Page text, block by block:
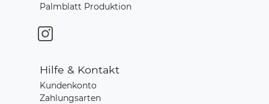
Palmblatt Produktion
Hilfe & Kontakt
Kundenkonto
Zahlungsarten